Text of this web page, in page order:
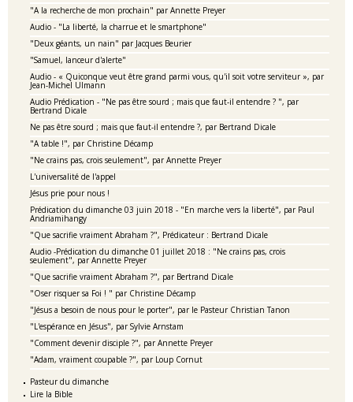
"A la recherche de mon prochain" par Annette Preyer
Audio - "La liberté, la charrue et le smartphone"
"Deux géants, un nain" par Jacques Beurier
"Samuel, lanceur d'alerte"
Audio - « Quiconque veut être grand parmi vous, qu'il soit votre serviteur », par
Jean-Michel Ulmann
Audio Prédication - "Ne pas être sourd ; mais que faut-il entendre ? ", par
Bertrand Dicale
Ne pas être sourd ; mais que faut-il entendre ?, par Bertrand Dicale
"A table !", par Christine Décamp
"Ne crains pas, crois seulement", par Annette Preyer
L'universalité de l'appel
Jésus prie pour nous !
Prédication du dimanche 03 juin 2018 - "En marche vers la liberté", par Paul
Andriamihangy
"Que sacrifie vraiment Abraham ?", Prédicateur : Bertrand Dicale
Audio -Prédication du dimanche 01 juillet 2018 : "Ne crains pas, crois
seulement", par Annette Preyer
"Que sacrifie vraiment Abraham ?", par Bertrand Dicale
"Oser risquer sa Foi ! " par Christine Décamp
"Jésus a besoin de nous pour le porter", par le Pasteur Christian Tanon
"L'espérance en Jésus", par Sylvie Arnstam
"Comment devenir disciple ?", par Annette Preyer
"Adam, vraiment coupable ?", par Loup Cornut
Pasteur du dimanche
Lire la Bible